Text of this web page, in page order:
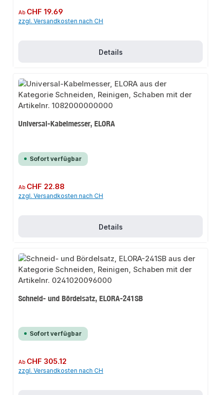
Regulärer Preis:
Ab CHF 19.69
zzgl. Versandkosten nach CH
Details
Universal-Kabelmesser, ELORA
Sofort verfügbar
Regulärer Preis:
Ab CHF 22.88
zzgl. Versandkosten nach CH
Details
Schneid- und Bördelsatz, ELORA-241SB
Sofort verfügbar
Regulärer Preis:
Ab CHF 305.12
zzgl. Versandkosten nach CH